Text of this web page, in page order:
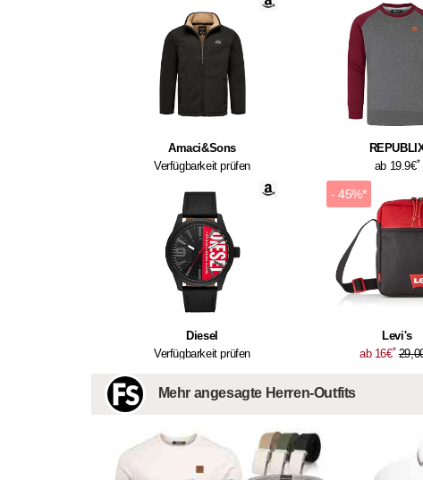
Amaci&Sons
Verfügbarkeit prüfen
ab 19.9€*
Diesel
Verfügbarkeit prüfen
Levi's
ab 16€*
- 45%*
Mehr angesagte Herren-Outfits